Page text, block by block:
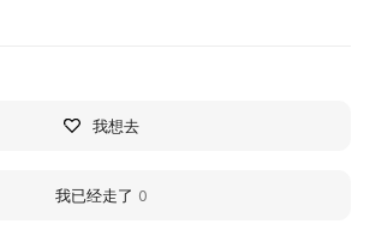
我想去
我已经走了 0